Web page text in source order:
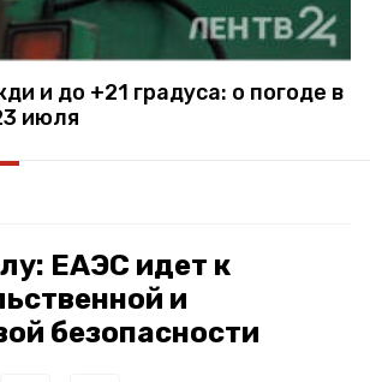
и до +21 градуса: о погоде в
июля
ЕАЭС идет к
и
безопасности